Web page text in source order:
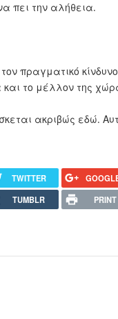
πει την αλήθεια.
πραγματικό
και το μέλλον της
ακριβώς εδώ.
TWITTER
TUMBLR PRINT